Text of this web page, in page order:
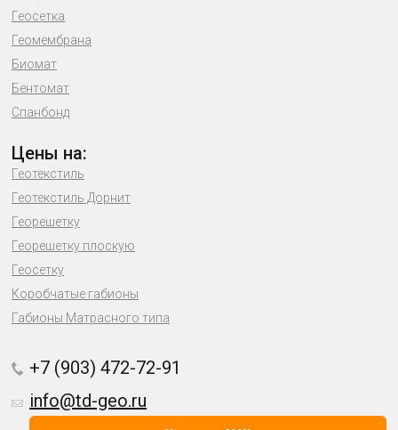
Геосетка
Геомембрана
Биомат
Бентомат
Спанбонд
Цены на:
Геотекстиль
Геотекстиль Дорнит
Георешетку
Георешетку плоскую
Геосетку
Коробчатые габионы
Габионы Матрасного типа
+7 (903) 472-72-91
info@td-geo.ru